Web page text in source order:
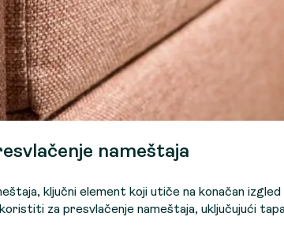
nameštaja
ključni element koji utiče na konačan
za presvlačenje nameštaja, uključujući